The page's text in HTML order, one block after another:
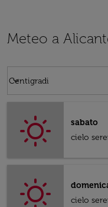
Meteo a
Centigradi
keyboard_arrow_down
sabato
cielo
cielo